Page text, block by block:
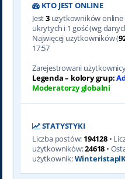
KTO JEST ONLINE
Jest3użytkowników online
ukrytych i 1 gość (wg
Najwięcej użytkowników (
17:57
Zarejestrowani
Legenda – kolory grup:
Moderatorzy globalni
STATYSTYKI
Liczba postów: 194128•
użytkowników:24618 •
użytkownik: